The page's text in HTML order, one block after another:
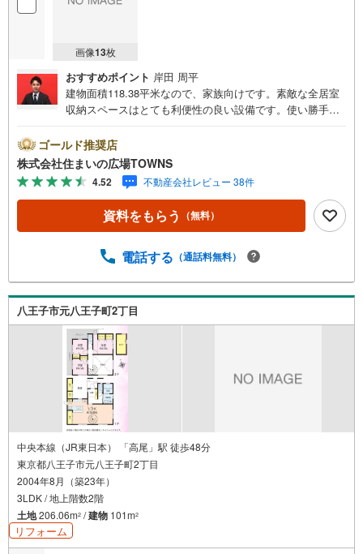
画像13枚
おすすめポイント 岸田 周平
建物面積118.38平米なので、家族向けです。素敵な全居室
収納スペースはとても利便性の良い設備です。使い勝手が
は便利な価格が魅力の1つです。多くの方に好評の、4LDK
の物件情報はこちらです。トイレが2ヶ所にあるので複数人
でも快適に暮らせます。ここでご紹介している物件は、南
西向きの物件です。
ゴールド推奨店
株式会社住まいの広場TOWNS
4.52 不動産会社レビュー 38件
資料をもらう （無料）
電話する （通話料無料）
八王子市元八王子町2丁目
中央本線（JR東日本） 「高尾」駅 徒歩48分
東京都八王子市元八王子町2丁目
2004年8月（築23年）
3LDK / 地上階数2階
土地206.06m2 /建物 101m2
リフォーム